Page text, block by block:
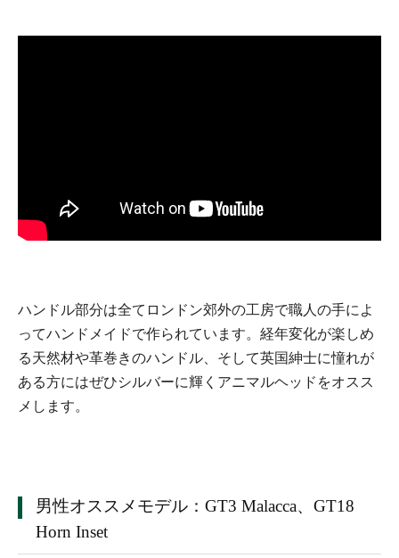
ハンドル部分は全てロンドン郊外の工房で職人の手によ
ってハンドメイドで作られています。経年変化が楽しめ
る天然材や革巻きのハンドル、そして英国紳士に憧れが
ある方にはぜひシルバーに輝くアニマルヘッドをオスス
メします。
男性オススメモデル：GT3 Malacca、GT18
Horn Inset